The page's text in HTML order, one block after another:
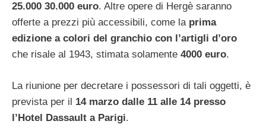
25.000 30.000 euro. Altre opere di Hergè saranno
offerte a prezzi più accessibili, come la prima
edizione a colori del granchio con l’artigli d’oro
che risale al 1943, stimata solamente 4000 euro.
La riunione per decretare i possessori di tali oggetti, è
prevista per il 14 marzo dalle 11 alle 14 presso
l’Hotel Dassault a Parigi.